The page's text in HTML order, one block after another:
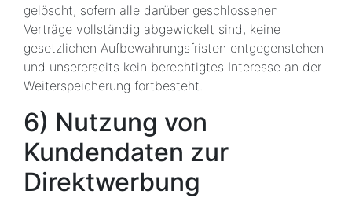
gelöscht, sofern alle darüber geschlossenen
Verträge vollständig abgewickelt sind, keine
gesetzlichen Aufbewahrungsfristen entgegenstehen
und unsererseits kein berechtigtes Interesse an der
Weiterspeicherung fortbesteht.
6) Nutzung von
Kundendaten zur
Direktwerbung